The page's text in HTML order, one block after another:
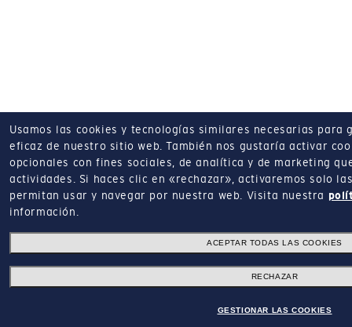
Usamos las cookies y tecnologías similares necesarias
eficaz de nuestro sitio web. También nos gustaría activar
opcionales con fines sociales, de analítica y de marketing
actividades.
Si haces clic en «rechazar», activaremos solo
permitan usar y navegar por nuestra web.
Visita nuestra
información.
ACEPTAR TODAS LAS COOKIES
RECHAZAR
GESTIONAR LAS COOKIES